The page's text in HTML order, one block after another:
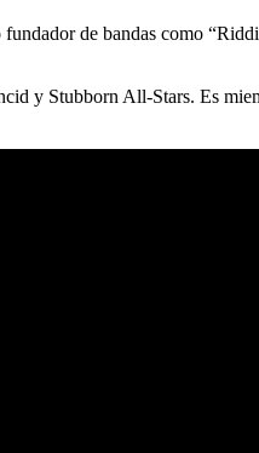
de bandas como
y Stubborn All-Stars. Es